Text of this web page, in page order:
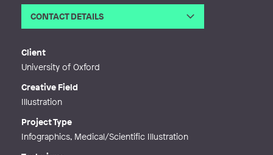
CONTACT DETAILS
Client
University of Oxford
Creative Field
Illustration
Project Type
Infographics, Medical/Scientific Illustration